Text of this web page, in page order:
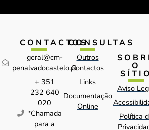
CONTACTOS
geral@cm-
penalvadocastelo.pt
+ 351
232 640
020
*Chamada
para a
CONSULTAS
Outros
Contactos
Links
Documentação
Online
O
SÍTIO
Aviso
Política